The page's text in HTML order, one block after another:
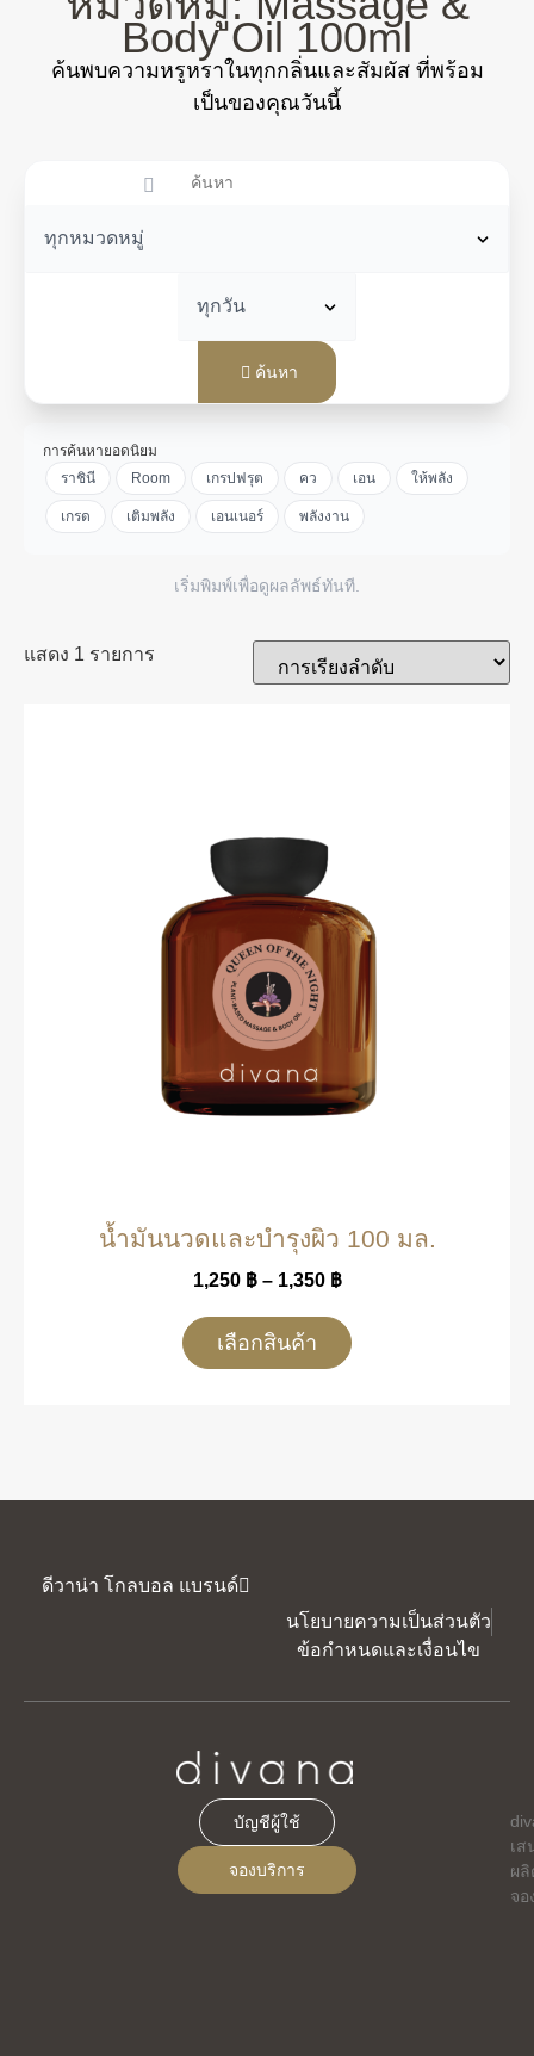
Body Oil 100ml
ค้นพบความหรูหราในทุกกลิ่นและสัมผัส ที่พร้อม
เป็นของคุณวันนี้
ค้นหา
การค้นหายอดนิยม
ราชินี
Room เกรปฟรุต คว เอน ให้พลัง
เกรด เติมพลัง เอนเนอร์ พลังงาน
เริ่มพิมพ์เพื่อดูผลลัพธ์ทันที.
แสดง 1 รายการ
น้ำมันนวดและบำรุงผิว 100 มล.
1,250 ฿ – 1,350 ฿
เลือกสินค้า
ดีวาน่า โกลบอล แบรนด์
นโยบายความเป็นส่วนตัว
ข้อกำหนดและเงื่อนไข
บัญชีผู้ใช้
จองบริการ
เส
ผ
จ